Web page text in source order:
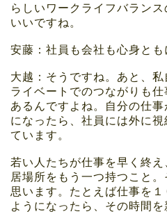
らしいワークライフバラン
いいですね。
安藤：社員も会社も心身とも
大越：そうですね。あと、
ライベートでのつながりも
あるんですよね。自分の仕
になったら、社員には外に
ています。
若い人たちが仕事を早く終
居場所をもう一つ持つこと
思います。たとえば仕事を
ようになったら、その時間